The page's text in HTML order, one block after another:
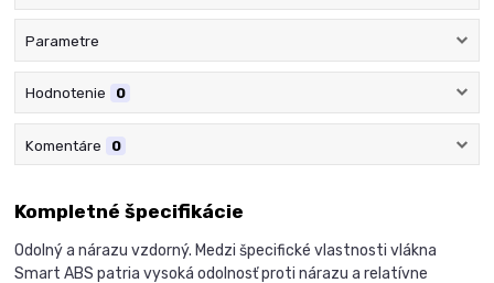
Parametre
Hodnotenie 0
Komentáre 0
Kompletné špecifikácie
Odolný a nárazu vzdorný. Medzi špecifické vlastnosti vlákna
Smart ABS patria vysoká odolnosť proti nárazu a relatívne